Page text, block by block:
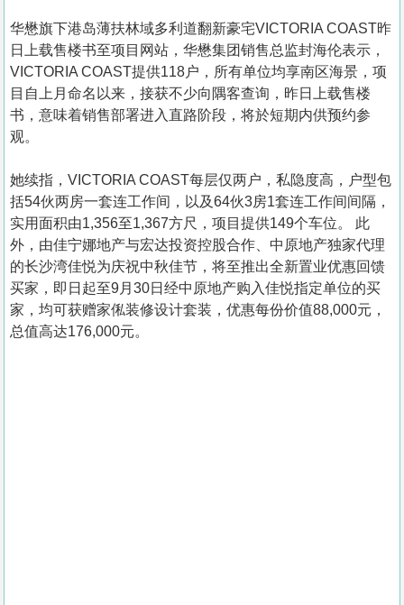
华懋旗下港岛薄扶林域多利道翻新豪宅VICTORIA COAST昨
日上载售楼书至项目网站，华懋集团销售总监封海伦表示，
VICTORIA COAST提供118户，所有单位均享南区海景，项
目自上月命名以来，接获不少向隅客查询，昨日上载售楼
书，意味着销售部署进入直路阶段，将於短期内供预约参
观。
她续指，VICTORIA COAST每层仅两户，私隐度高，户型包
括54伙两房一套连工作间，以及64伙3房1套连工作间间隔，
实用面积由1,356至1,367方尺，项目提供149个车位。 此
外，由佳宁娜地产与宏达投资控股合作、中原地产独家代理
的长沙湾佳悦为庆祝中秋佳节，将至推出全新置业优惠回馈
买家，即日起至9月30日经中原地产购入佳悦指定单位的买
家，均可获赠家俬装修设计套装，优惠每份价值88,000元，
总值高达176,000元。